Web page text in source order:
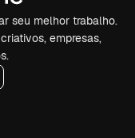
seu melhor trabalho.
empresas,